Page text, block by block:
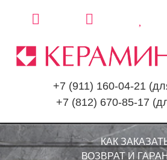
+7 (911) 160-04-21
+7 (812) 670-85-17
КАК
ВОЗВРАТ И